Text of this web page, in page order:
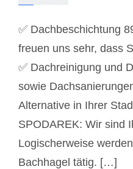
✅ Dachbeschichtung
freuen uns sehr, dass
✅ Dachreinigung und
sowie
Alternative in Ihrer
SPODAREK: Wir sind
Logischerweise
Bachhagel tätig. […]